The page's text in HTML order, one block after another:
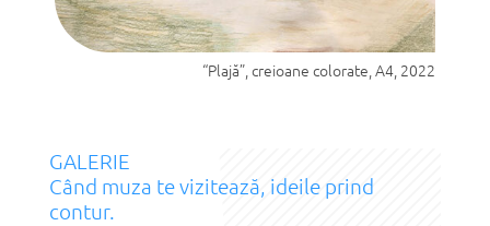
“Plajă”, creioane colorate, A4, 2022
GALERIE
Când muza te vizitează, ideile prind
contur.